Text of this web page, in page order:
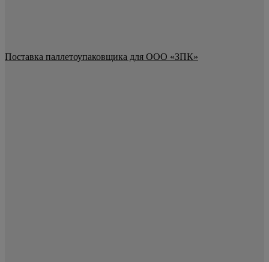
Поставка паллетоупаковщика для ООО «ЗПК»